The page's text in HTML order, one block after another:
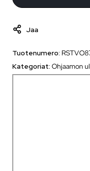
Jaa
Tuotenumero:
Kategoriat:Ohjaamon